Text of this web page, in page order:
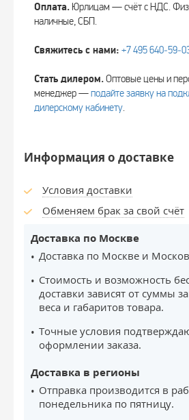
Оплата. Юрлицам — счёт с НДС.
наличные, СБП.
Свяжитесь с нами: +7 495
Стать дилером.Оптовые цены и
менеджер —подайте заявку на
дилерскому кабинету.
Информация о доставке
Условия доставки
Обменяем брак за свой счёт
Доставка по Москве
Доставка по Москве и
Стоимость и возможность
доставки зависят от суммы
веса и габаритов товара.
Точные условия
оформлении заказа.
Доставка в регионы
Отправка производится в
понедельника по пятницу.